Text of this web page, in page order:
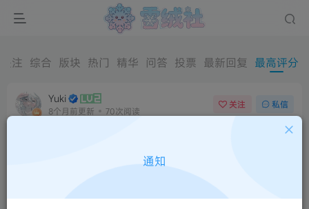
关注 综合 版块 热门 精华 问答 投票 最新回复 最高评分
Yuki
8个月前更新 70次阅读
关注 私信
通知